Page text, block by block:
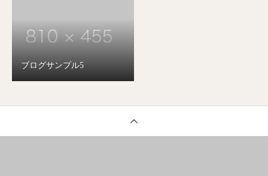
ブログサンプル5